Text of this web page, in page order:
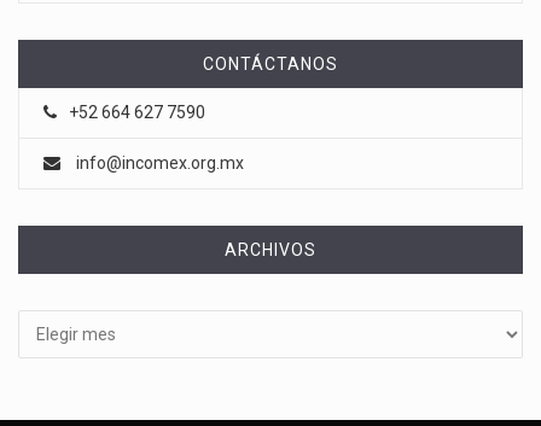
CONTÁCTANOS
+52 664 627 7590
info@incomex.org.mx
ARCHIVOS